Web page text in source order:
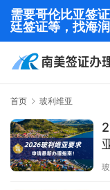
首页 玻利维亚
需要哥伦比亚签
廷签证等，找海
13320282001